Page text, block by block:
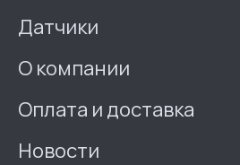
Датчики
О компании
Оплата и доставка
Новости